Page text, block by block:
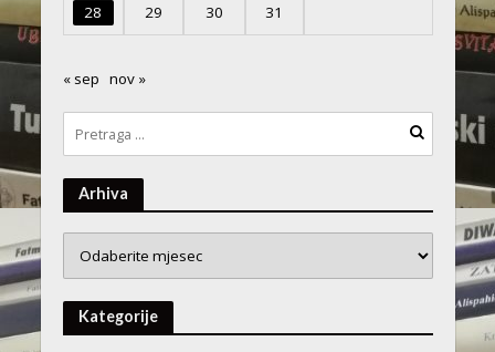
28 29 30 31
« sep nov »
Arhiva
Kategorije